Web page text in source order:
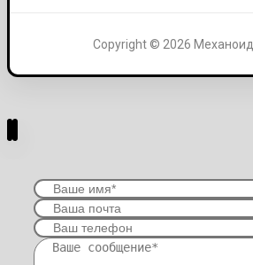
Copyright © 2026 Механоид